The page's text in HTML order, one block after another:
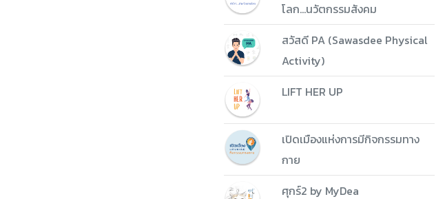
โลก...นวัตกรรมสังคม
สวัสดี PA (Sawasdee Physical
Activity)
LIFT HER UP
เปิดเมืองแห่งการมีกิจกรรมทาง
กาย
ศุกร์2 by MyDea